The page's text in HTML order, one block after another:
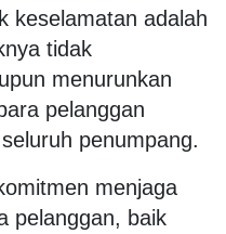
keselamatan adalah
tidak
menurunkan
pelanggan
penumpang.
menjaga
pelanggan, baik